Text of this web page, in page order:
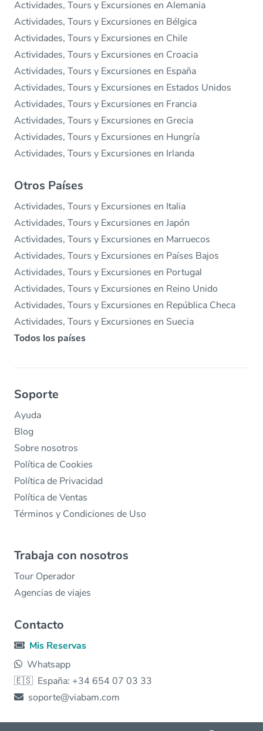
Actividades, Tours y Excursiones en Alemania
Actividades, Tours y Excursiones en Bélgica
Actividades, Tours y Excursiones en Chile
Actividades, Tours y Excursiones en Croacia
Actividades, Tours y Excursiones en España
Actividades, Tours y Excursiones en Estados Unidos
Actividades, Tours y Excursiones en Francia
Actividades, Tours y Excursiones en Grecia
Actividades, Tours y Excursiones en Hungría
Actividades, Tours y Excursiones en Irlanda
Otros Países
Actividades, Tours y Excursiones en Italia
Actividades, Tours y Excursiones en Japón
Actividades, Tours y Excursiones en Marruecos
Actividades, Tours y Excursiones en Países Bajos
Actividades, Tours y Excursiones en Portugal
Actividades, Tours y Excursiones en Reino Unido
Actividades, Tours y Excursiones en República Checa
Actividades, Tours y Excursiones en Suecia
Todos los países
Soporte
Ayuda
Blog
Sobre nosotros
Política de Cookies
Política de Privacidad
Política de Ventas
Términos y Condiciones de Uso
Trabaja con nosotros
Tour Operador
Agencias de viajes
Contacto
Mis Reservas
Whatsapp
🇪🇸 España: +34 654 07 03 33
soporte@viabam.com